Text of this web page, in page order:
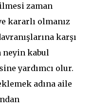
zaman
kararlı olmanız
karşı
kabul
yardımcı olur.
adına aile